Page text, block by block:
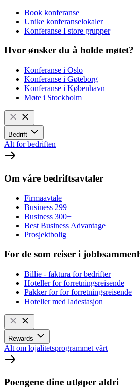
Book konferanse
Unike konferanselokaler
Konferanse I store grupper
Hvor ønsker du å holde møtet?
Konferanse i Oslo
Konferanse i Gøteborg
Konferanse i København
Møte i Stockholm
Bedrift
Alt for bedriften
Om våre bedriftsavtaler
Firmaavtale
Business 299
Business 300+
Best Business Advantage
Prosjektbolig
For de som reiser i
Billie - faktura for bedrifter
Hoteller for forretningsreisende
Pakker for for forretningsreisende
Hoteller med ladestasjon
Rewards
Alt om lojalitetsprogrammet vårt
Poengene dine utløper aldri